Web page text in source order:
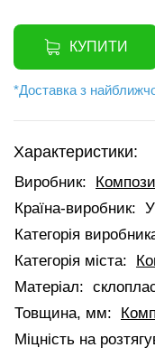
КУПИТИ
*Доставка з
Характеристики:
Виробник:
Країна-виробник:
Категорія
Категорія міста:
Матеріал:
Товщина, мм:
Міцність на